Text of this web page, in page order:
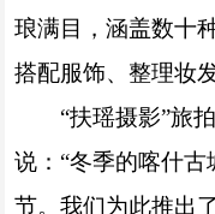
琅满目，涵盖数十
搭配服饰、整理妆发
“扶瑶摄影”旅
说：“冬季的喀什
节。我们为此推出